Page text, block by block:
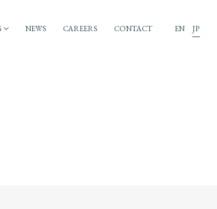
NEWS CAREERS CONTACT EN JP